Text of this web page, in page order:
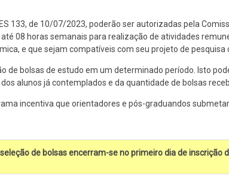
133, de 10/07/2023, poderão ser autorizadas pela
08 horas semanais para realização de atividades
e que sejam compatíveis com seu projeto de pesquisa
de bolsas de estudo em um determinado período. Isto
alunos já contemplados e da quantidade de bolsas
incentiva que orientadores e pós-graduandos
de bolsas encerram-se no primeiro dia de inscrição